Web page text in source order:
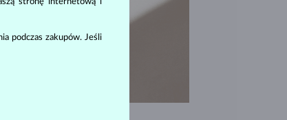
podczas zakupów. Jeśli